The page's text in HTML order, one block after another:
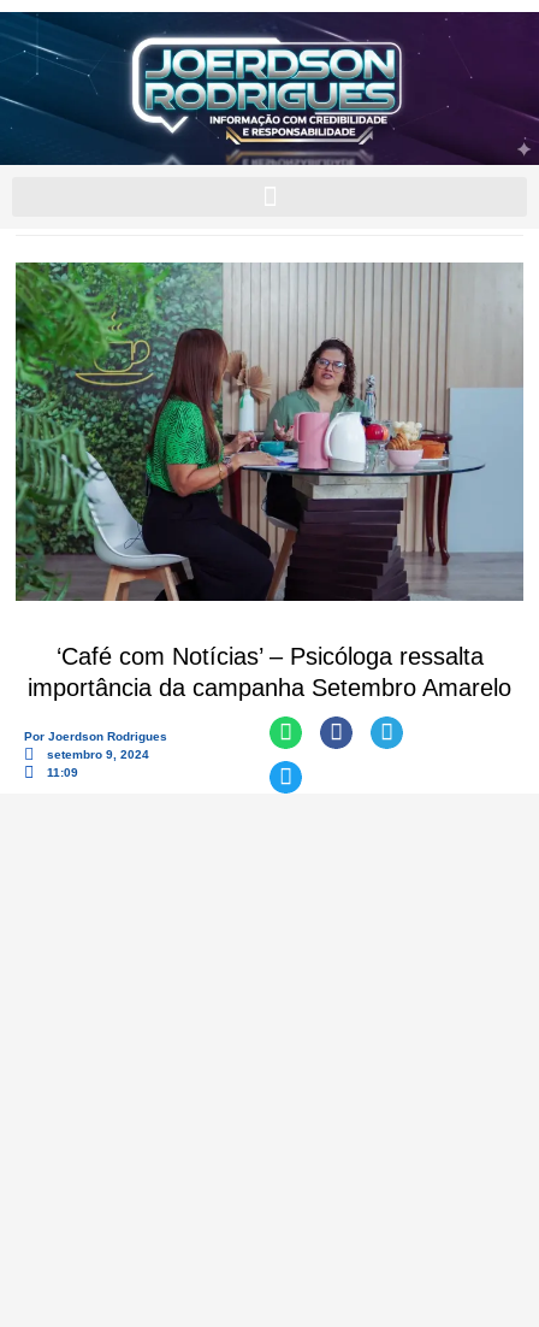
‘Café com Notícias’ – Psicóloga ressalta
importância da campanha Setembro Amarelo
Por Joerdson Rodrigues
setembro 9, 2024
11:09